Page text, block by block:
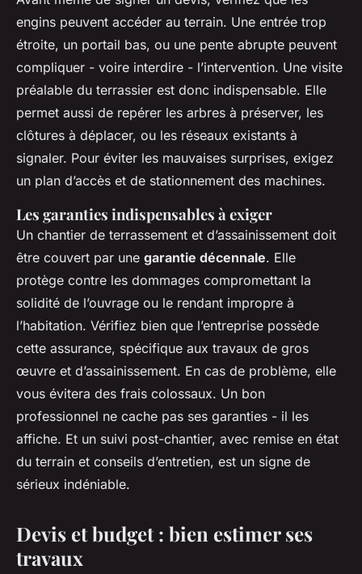
engins peuvent accéder au terrain. Une entrée trop
étroite, un portail bas, ou une pente abrupte peuvent
compliquer - voire interdire - l’intervention. Une visite
préalable du terrassier est donc indispensable. Elle
permet aussi de repérer les arbres à préserver, les
clôtures à déplacer, ou les réseaux existants à
signaler. Pour éviter les mauvaises surprises, exigez
un plan d’accès et de stationnement des machines.
Les garanties indispensables à exiger
Un chantier de terrassement et d’assainissement doit
être couvert par une garantie décennale. Elle
protège contre les dommages compromettant la
solidité de l’ouvrage ou le rendant impropre à
l’habitation. Vérifiez bien que l’entreprise possède
cette assurance, spécifique aux travaux de gros
œuvre et d’assainissement. En cas de problème, elle
vous évitera des frais colossaux. Un bon
professionnel ne cache pas ses garanties - il les
affiche. Et un suivi post-chantier, avec remise en état
du terrain et conseils d’entretien, est un signe de
sérieux indéniable.
Devis et budget : bien estimer ses
travaux